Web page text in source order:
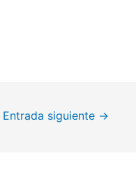
Entrada siguiente →